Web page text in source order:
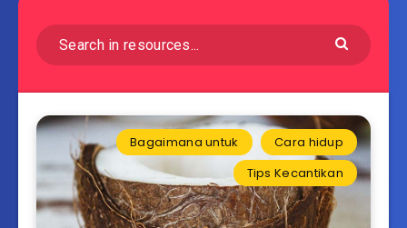
Bagaimana untuk
Cara hidup
Tips Kecantikan